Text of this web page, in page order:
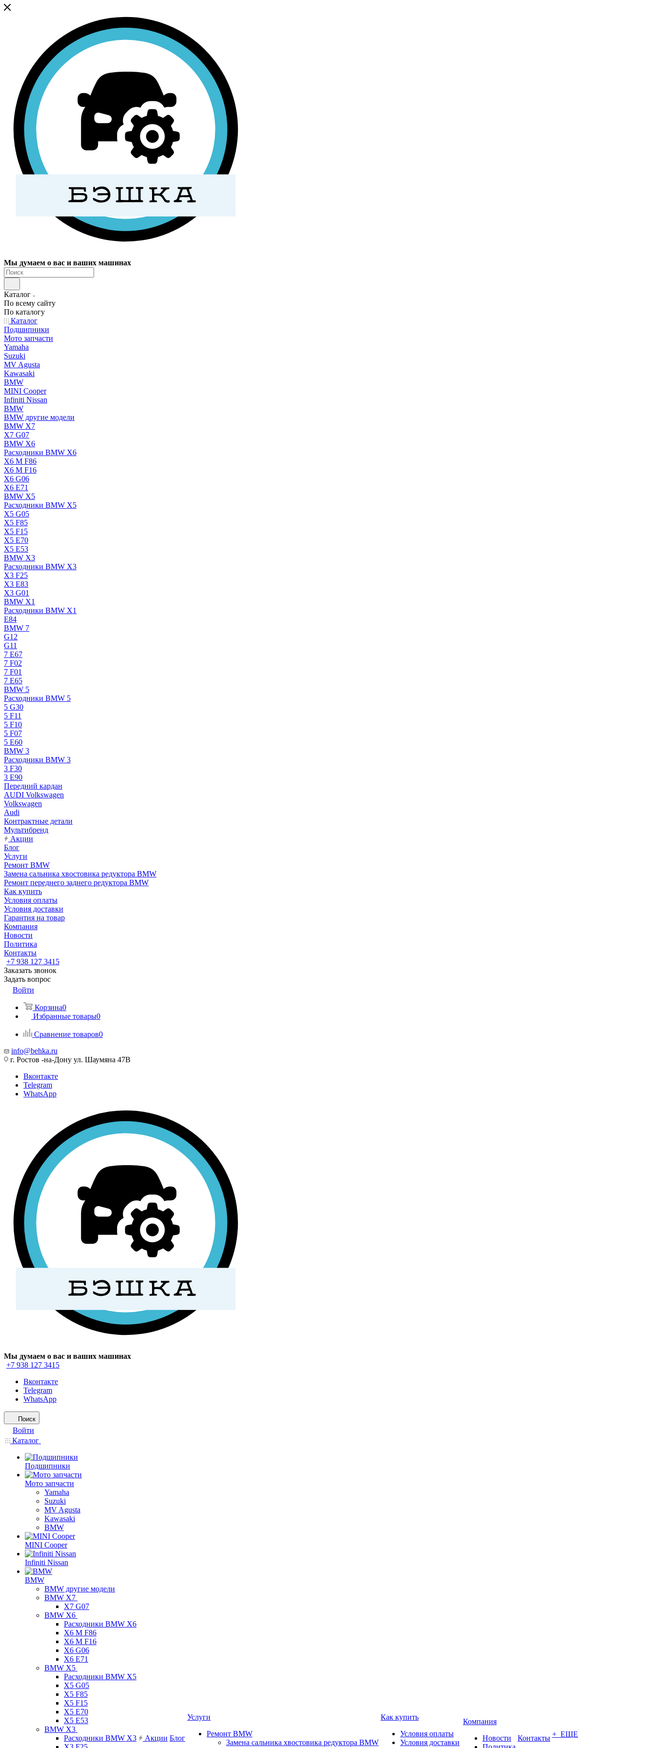
Мы думаем о вас и ваших машинах
Каталог
По всему сайту
По каталогу
Каталог
Подшипники
Мото запчасти
Yamaha
Suzuki
MV Agusta
Kawasaki
BMW
MINI Cooper
Infiniti Nissan
BMW
BMW другие модели
BMW X7
X7 G07
BMW X6
Расходники BMW X6
X6 M F86
X6 M F16
X6 G06
X6 E71
BMW X5
Расходники BMW X5
X5 G05
X5 F85
X5 F15
X5 E70
X5 E53
BMW X3
Расходники BMW X3
X3 F25
X3 E83
X3 G01
BMW X1
Расходники BMW X1
E84
BMW 7
G12
G11
7 Е67
7 F02
7 F01
7 E65
BMW 5
Расходники BMW 5
5 G30
5 F11
5 F10
5 F07
5 E60
BMW 3
Расходники BMW 3
3 F30
3 E90
Передний кардан
AUDI Volkswagen
Volkswagen
Audi
Контрактные детали
Мультибренд
Акции
Блог
Услуги
Ремонт BMW
Замена сальника хвостовика редуктора BMW
Ремонт переднего заднего редуктора BMW
Как купить
Условия оплаты
Условия доставки
Гарантия на товар
Компания
Новости
Политика
Контакты
+7 938 127 3415
Заказать звонок
Задать вопрос
Войти
Корзина0
Избранные товары0
Сравнение товаров0
info@behka.ru
г. Ростов -на-Дону ул. Шаумяна 47В
Вконтакте
Telegram
WhatsApp
Мы думаем о вас и ваших машинах
+7 938 127 3415
Вконтакте
Telegram
WhatsApp
Поиск
Войти
Каталог
Подшипники
Мото запчасти
Yamaha
Suzuki
MV Agusta
Kawasaki
BMW
MINI Cooper
Infiniti Nissan
BMW
BMW другие модели
BMW X7
X7 G07
BMW X6
Расходники BMW X6
X6 M F86
X6 M F16
X6 G06
X6 E71
BMW X5
Расходники BMW X5
X5 G05
X5 F85
X5 F15
X5 E70
X5 E53
BMW X3
Расходники BMW X3
Акции Блог
Услуги
Ремонт BMW
Замена сальника хвостовика редуктора BMW
Как купить
Условия оплаты
Условия доставки
Компания
Новости
Контакты + ЕЩЕ